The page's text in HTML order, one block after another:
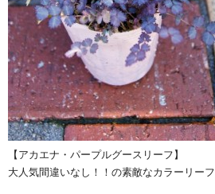
【アカエナ・パープルグースリーフ】
大人気間違いなし！！の素敵なカラーリーフ